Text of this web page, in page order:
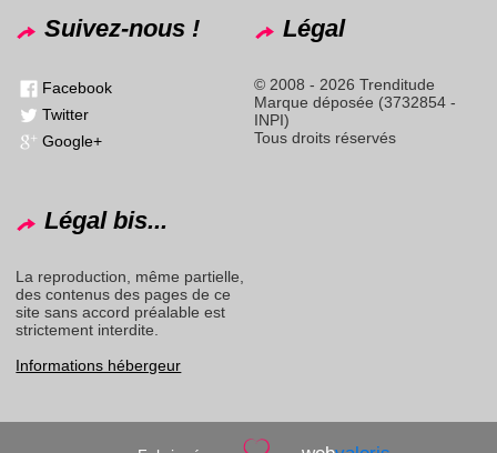
Suivez-nous !
Facebook
Twitter
Google+
Légal
© 2008 - 2026 Trenditude
Marque déposée (3732854 -
INPI)
Tous droits réservés
Légal bis...
La reproduction, même partielle,
des contenus des pages de ce
site sans accord préalable est
strictement interdite.
Informations hébergeur